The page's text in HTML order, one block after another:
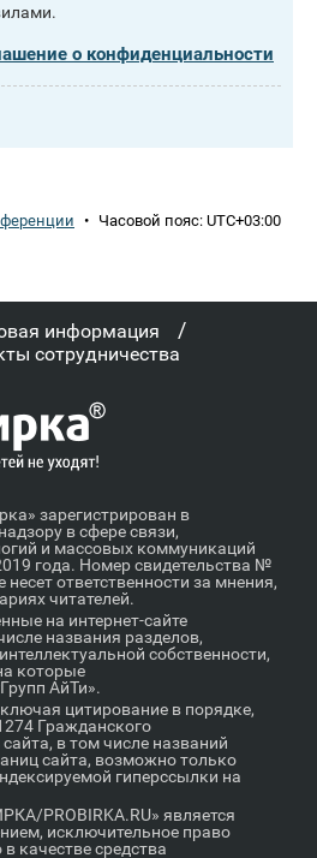
о конфиденциальности
• Часовой пояс: UTC+03:00
информация /
сотрудничества
зарегистрирован в
в сфере связи,
и массовых коммуникаций
года. Номер свидетельства №
несет ответственности за мнения,
читателей.
на интернет-сайте
названия разделов,
собственности,
которые
АйТи».
цитирование в порядке,
Гражданского
в том числе названий
сайта, возможно только
гиперссылки на
PROBIRKA.RU» является
исключительное право
качестве средства